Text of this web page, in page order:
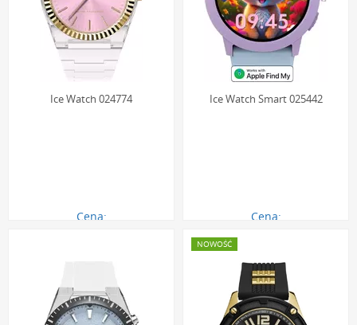
Ice Watch 024774
Cena:
Ice Watch Smart 025442
Cena:
NOWOŚĆ